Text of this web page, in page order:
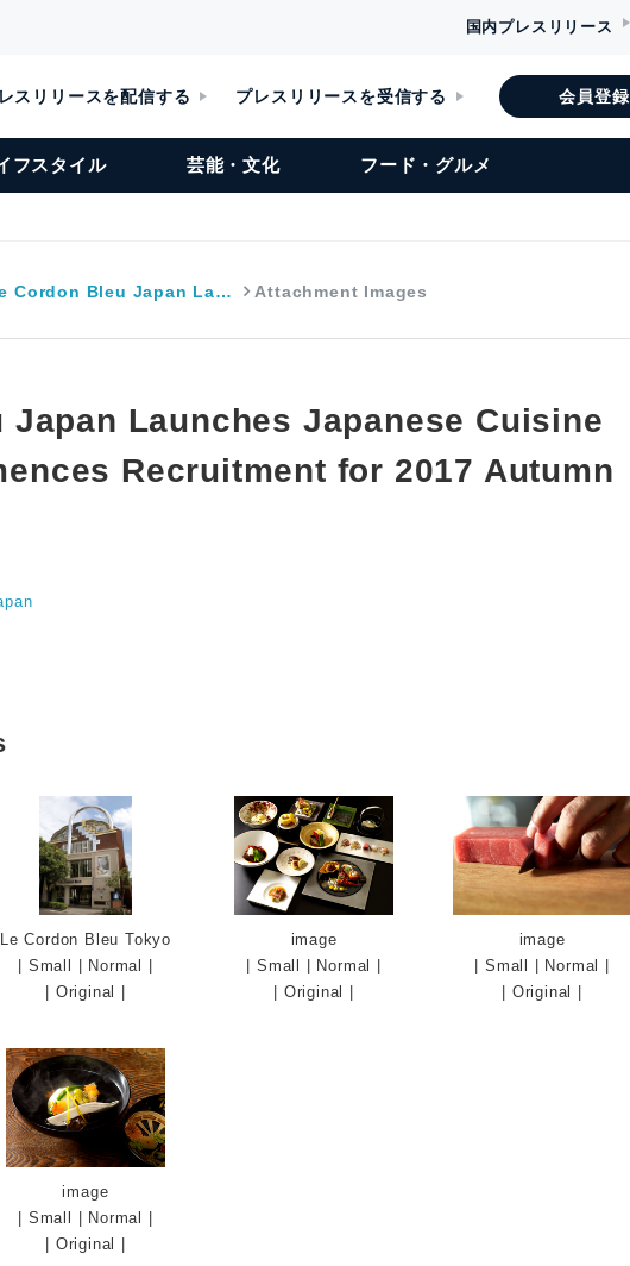
国内プレスリリース
スリリースを配信する プレスリリースを受信する 会員登録
フスタイル 芸能・文化 フード・グルメ
Cordon Bleu Japan La… Attachment Images
Japan Launches Japanese Cuisine
Recruitment for 2017 Autumn
Le Cordon Bleu Tokyo
Small Normal
Original
image
Small Normal
Original
image
Small Normal
Original
image
Small Normal
Original